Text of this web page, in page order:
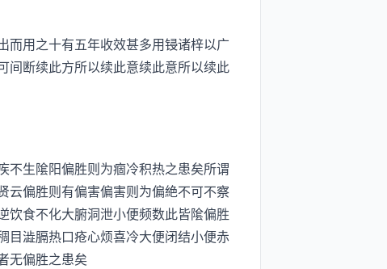
用之十有五年收效甚多用锓诸梓以广
间断续此方所以续此意续此意所以续此
生隂阳偏胜则为痼冷积热之患矣所谓
云偏胜则有偏害偏害则为偏絶不可不察
饮食不化大腑洞泄小便频数此皆隂偏胜
目澁膈热口疮心烦喜冷大便闭结小便赤
无偏胜之患矣